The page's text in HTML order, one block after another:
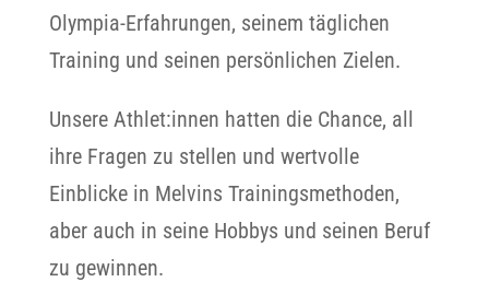
Olympia-Erfahrungen, seinem täglichen
Training und seinen persönlichen Zielen.
Unsere Athlet:innen hatten die Chance, all
ihre Fragen zu stellen und wertvolle
Einblicke in Melvins Trainingsmethoden,
aber auch in seine Hobbys und seinen Beruf
zu gewinnen.